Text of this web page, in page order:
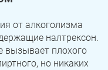
от алкоголизма
налтрексон.
вызывает плохого
но никаких